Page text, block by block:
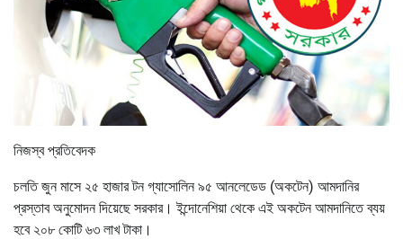
নিজস্ব প্রতিবেদক
চলতি জুন মাসে ২৫ হাজার টন গ্যাসোলিন ৯৫ আনলেডেড (অকটেন) আমদানির
প্রস্তাব অনুমোদন দিয়েছে সরকার। ইন্দোনেশিয়া থেকে এই অকটেন আমদানিতে ব্যয়
হবে ২০৮ কোটি ৬৩ লাখ টাকা।